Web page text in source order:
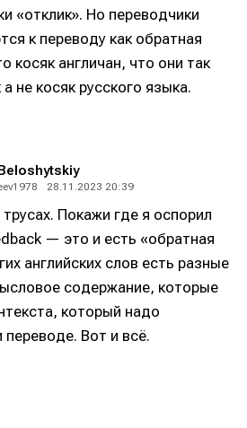
(в разработке)
(в разработке)
«отклик». Но переводчики
к переводу как обратная
косяк англичан, что они так
не косяк русского языка.
28.11.2023 20:39
трусах. Покажи где я оспорил
— это и есть «обратная
английских слов есть разные
содержание, которые
который надо
переводе. Вот и всё.